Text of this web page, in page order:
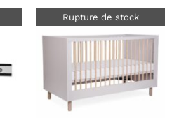
Rupture de stock
DÉTAILS